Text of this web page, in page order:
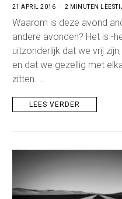
21 APRIL 2016 2 MINUTEN
Waarom is deze avond
andere avonden? Het is -
uitzonderlijk dat we vrij
en dat we gezellig met
zitten. …
LEES VERDER